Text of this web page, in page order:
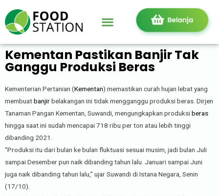
Kementan Pastikan Banjir Tak
Ganggu Produksi Beras
Kementerian Pertanian (Kementan) memastikan curah hujan lebat yang
membuatbanjirbelakangan ini tidak mengganggu produksi beras. Dirjen
Tanaman Pangan Kementan, Suwandi, mengungkapkan produksiberas
hingga saat ini sudah mencapai 718 ribu per ton atau lebih tinggi
dibanding 2021.
“Produksi itu dari bulan ke bulan fluktuasi sesuai musim, jadi bulan Juli
sampai Desember pun naik dibanding tahun lalu. Januari sampai Juni
juga naik dibanding tahun lalu,” ujar Suwandi di Istana Negara, Senin
(17/10).